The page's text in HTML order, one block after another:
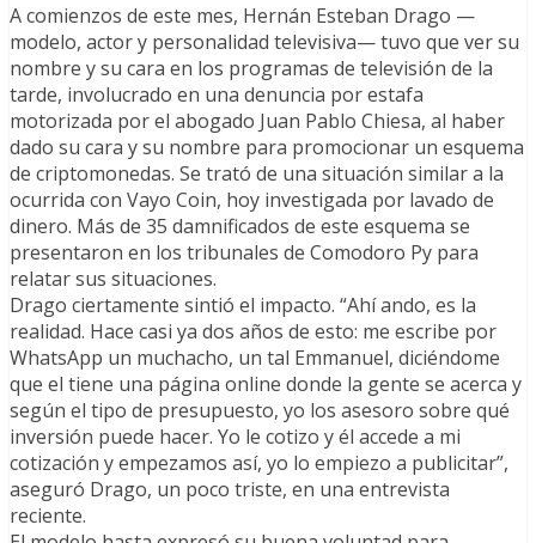
A comienzos de este mes, Hernán Esteban Drago —
modelo, actor y personalidad televisiva— tuvo que ver su
nombre y su cara en los programas de televisión de la
tarde, involucrado en una denuncia por estafa
motorizada por el abogado Juan Pablo Chiesa, al haber
dado su cara y su nombre para promocionar un esquema
de criptomonedas. Se trató de una situación similar a la
ocurrida con Vayo Coin, hoy investigada por lavado de
dinero. Más de 35 damnificados de este esquema se
presentaron en los tribunales de Comodoro Py para
relatar sus situaciones.
Drago ciertamente sintió el impacto. “Ahí ando, es la
realidad. Hace casi ya dos años de esto: me escribe por
WhatsApp un muchacho, un tal Emmanuel, diciéndome
que el tiene una página online donde la gente se acerca y
según el tipo de presupuesto, yo los asesoro sobre qué
inversión puede hacer. Yo le cotizo y él accede a mi
cotización y empezamos así, yo lo empiezo a publicitar”,
aseguró Drago, un poco triste, en una entrevista
reciente.